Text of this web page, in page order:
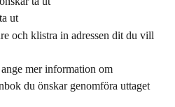
ut
och klistra in adressen dit du vill
mer information om
du önskar genomföra uttaget